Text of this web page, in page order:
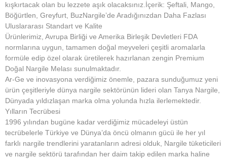
kışkırtacak olan bu lezzete aşık olacaksınız.İçerik: Şeftali, Mango,
Böğürtlen, Greyfurt, BuzNargile’de Aradığınızdan Daha Fazlası
Uluslararası Standart ve Kalite
Ürünlerimiz, Avrupa Birliği ve Amerika Birleşik Devletleri FDA
normlarına uygun, tamamen doğal meyveleri çeşitli aromalarla
formüle edip özel olarak üretilerek hazırlanan zengin Premium
Doğal Nargile Melası sunulmaktadır.
Ar-Ge ve inovasyona verdiğimiz önemle, pazara sunduğumuz yeni
ürün çeşitleriyle dünya nargile sektörünün lideri olan Tanya Nargile,
Dünyada yıldızlaşan marka olma yolunda hızla ilerlemektedir.
Yılların Tecrübesi
1996 yılından bugüne kadar verdiğimiz mücadeleyi üstün
tecrübelerle Türkiye ve Dünya’da öncü olmanın gücü ile her yıl
farklı nargile trendlerini yaratanların adresi olduk, Nargile tüketicileri
ve nargile sektörü tarafından her daim takip edilen marka haline